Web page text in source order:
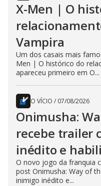
X-Men | O
Vampira
Um dos casais mais
Men | O histórico do
apareceu primeiro em O...
O VÍCIO / 07/08/2026
Onimusha:
recebe trailer
inédito e
O novo jogo da franquia
post Onimusha: Way of
inimigo inédito e...